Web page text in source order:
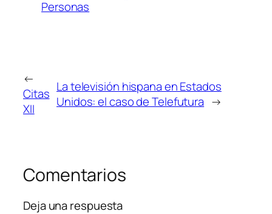
Personas
←
Citas
XII
La televisión hispana en Estados
Unidos: el caso de Telefutura →
Comentarios
Deja una respuesta